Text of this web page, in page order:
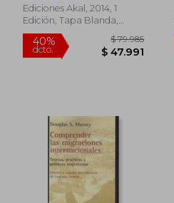
50%
dcto. $ 59.845
Ediciones Akal, 2014, 1
Edición, Tapa Blanda,
Nuevo